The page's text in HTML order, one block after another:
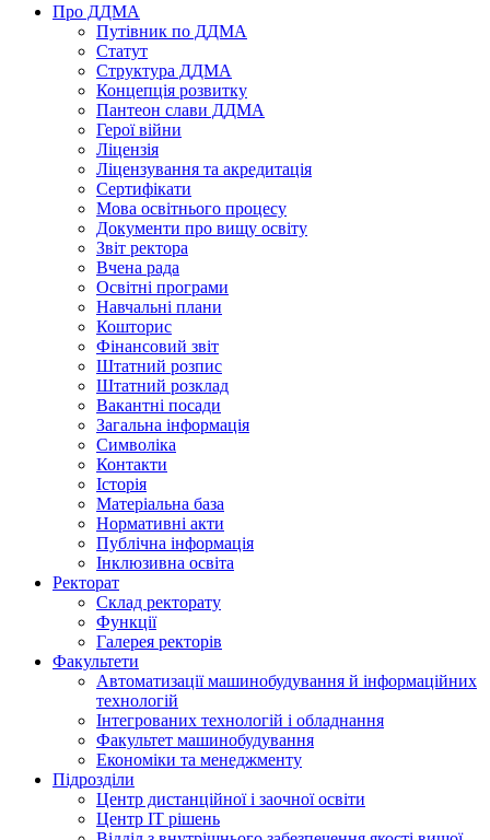
Про ДДМА
Путівник по ДДМА
Статут
Структура ДДМА
Концепція розвитку
Пантеон слави ДДМА
Герої війни
Ліцензія
Ліцензування та акредитація
Сертифікати
Мова освітнього процесу
Документи про вищу освіту
Звіт ректора
Вчена рада
Освітні програми
Навчальні плани
Кошторис
Фінансовий звіт
Штатний розпис
Штатний розклад
Вакантні посади
Загальна інформація
Символіка
Контакти
Історія
Матеріальна база
Нормативні акти
Публічна інформація
Інклюзивна освіта
Ректорат
Склад ректорату
Функції
Галерея ректорів
Факультети
Автоматизації машинобудування й інформаційних
технологій
Інтегрованих технологій і обладнання
Факультет машинобудування
Економіки та менеджменту
Підрозділи
Центр дистанційної і заочної освіти
Центр ІТ рішень